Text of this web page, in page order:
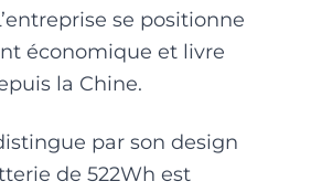
se positionne
économique et livre
la Chine.
par son design
de 522Wh est